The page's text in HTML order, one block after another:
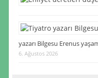
yazarı Bilgesu Erenus
6. Ağustos 2026